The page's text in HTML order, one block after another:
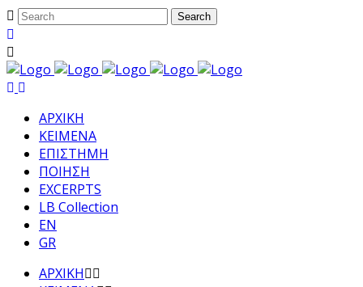
ΑΡΧΙΚΗ
ΚΕΙΜΕΝΑ
ΕΠΙΣΤΗΜΗ
ΠΟΙΗΣΗ
EXCERPTS
LB Collection
EN
GR
ΑΡΧΙΚΗ